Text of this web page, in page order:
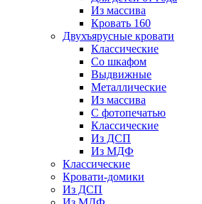
Из массива
Кровать 160
Двухъярусные кровати
Классические
Со шкафом
Выдвижные
Металлические
Из массива
С фотопечатью
Классические
Из ДСП
Из МДФ
Классические
Кровати-домики
Из ДСП